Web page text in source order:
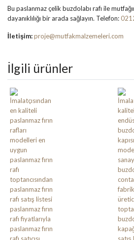
Bu paslanmaz çelik buzdolabı rafı ile
dayanıklılığı bir arada sağlayın. Telefon:
İletişim:proje@mutfakmalzemeleri.com
İlgili ürünler